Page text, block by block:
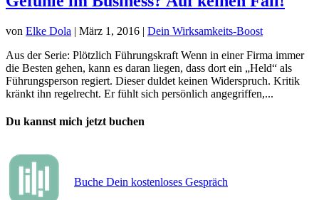
von Elke Dola | März 1, 2016 | Dein Wirksamkeits-Boost
Aus der Serie: Plötzlich Führungskraft Wenn in einer Firma immer
die Besten gehen, kann es daran liegen, dass dort ein „Held“ als
Führungsperson regiert. Dieser duldet keinen Widerspruch. Kritik
kränkt ihn regelrecht. Er fühlt sich persönlich angegriffen,...
Du kannst mich jetzt buchen
Buche Dein kostenloses Gespräch